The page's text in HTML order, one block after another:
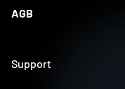
AGB
Support